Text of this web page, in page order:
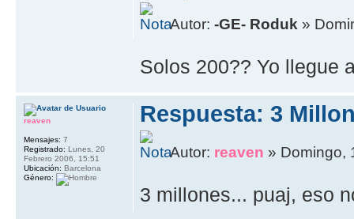
Autor:-GE- Roduk »
Solos 200?? Yo llegue
Respuesta: 3
Autor: reaven » Domingo,
3 millones... puaj, eso
reaven
Mensajes: 7
Registrado: Lunes, 20
Febrero 2006, 15:51
Ubicación: Barcelona
Género: